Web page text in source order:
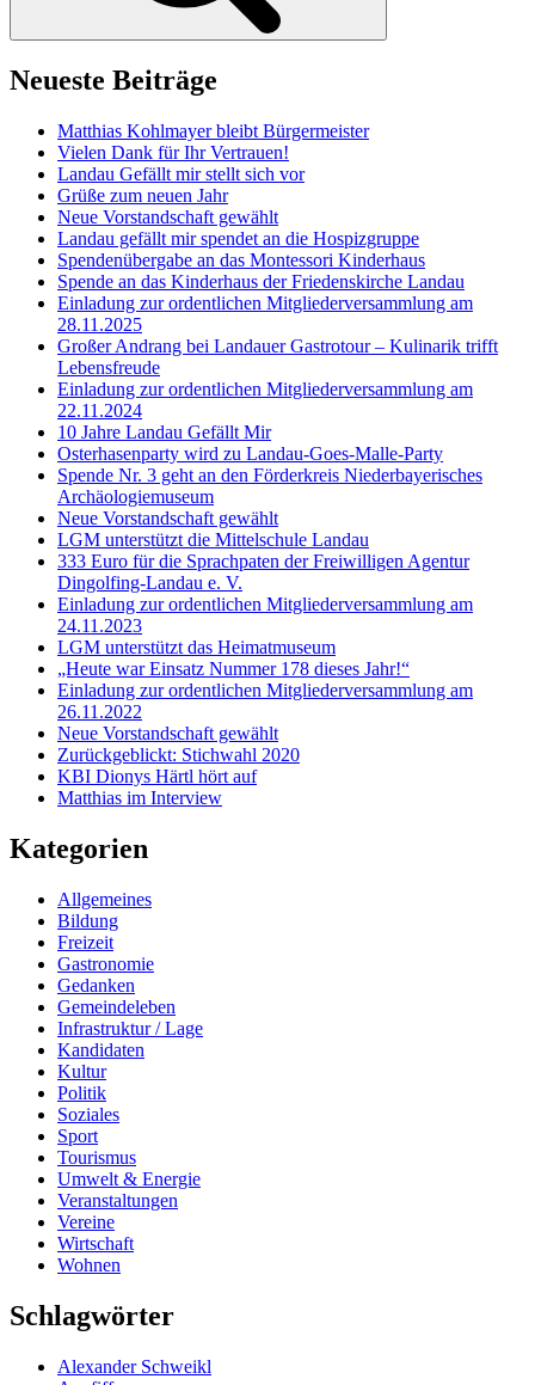
Neueste Beiträge
Matthias Kohlmayer bleibt Bürgermeister
Vielen Dank für Ihr Vertrauen!
Landau Gefällt mir stellt sich vor
Grüße zum neuen Jahr
Neue Vorstandschaft gewählt
Landau gefällt mir spendet an die Hospizgruppe
Spendenübergabe an das Montessori Kinderhaus
Spende an das Kinderhaus der Friedenskirche Landau
Einladung zur ordentlichen Mitgliederversammlung am
28.11.2025
Großer Andrang bei Landauer Gastrotour – Kulinarik trifft
Lebensfreude
Einladung zur ordentlichen Mitgliederversammlung am
22.11.2024
10 Jahre Landau Gefällt Mir
Osterhasenparty wird zu Landau-Goes-Malle-Party
Spende Nr. 3 geht an den Förderkreis Niederbayerisches
Archäologiemuseum
Neue Vorstandschaft gewählt
LGM unterstützt die Mittelschule Landau
333 Euro für die Sprachpaten der Freiwilligen Agentur
Dingolfing-Landau e. V.
Einladung zur ordentlichen Mitgliederversammlung am
24.11.2023
LGM unterstützt das Heimatmuseum
„Heute war Einsatz Nummer 178 dieses Jahr!“
Einladung zur ordentlichen Mitgliederversammlung am
26.11.2022
Neue Vorstandschaft gewählt
Zurückgeblickt: Stichwahl 2020
KBI Dionys Härtl hört auf
Matthias im Interview
Kategorien
Allgemeines
Bildung
Freizeit
Gastronomie
Gedanken
Gemeindeleben
Infrastruktur / Lage
Kandidaten
Kultur
Politik
Soziales
Sport
Tourismus
Umwelt & Energie
Veranstaltungen
Vereine
Wirtschaft
Wohnen
Schlagwörter
Alexander Schweikl